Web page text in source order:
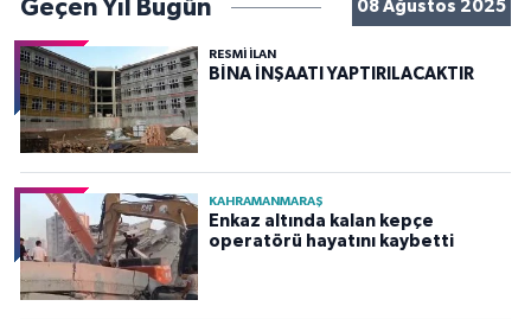
Geçen Yıl Bugün 08 Ağustos 2025
RESMİ İLAN
BİNA İNŞAATI YAPTIRILACAKTIR
KAHRAMANMARAŞ
Enkaz altında kalan kepçe
operatörü hayatını kaybetti